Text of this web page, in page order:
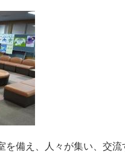
備え、人々が集い、交流